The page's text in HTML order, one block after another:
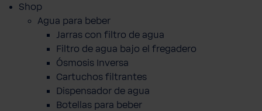
Shop
Agua para beber
Jarras con filtro de agua
Filtro de agua bajo el fregadero
Ósmosis Inversa
Cartuchos filtrantes
Dispensador de agua
Botellas para beber